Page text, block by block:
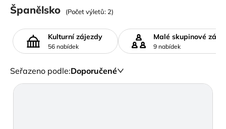
Místní výlety
Všechny destinace
Španělsko
Španělsko (Počet výletů: 2)
Kulturní zájezdy
56 nabídek
Malé skupinové
9 nabídek
Seřazeno podle:Doporučené